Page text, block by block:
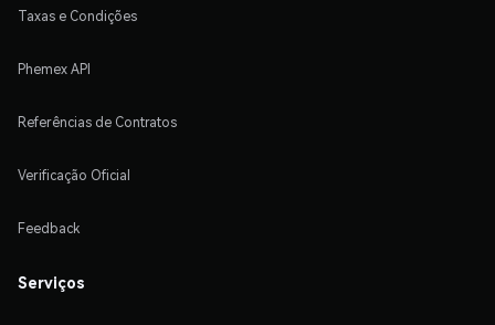
Taxas e Condições
Phemex API
Referências de Contratos
Verificação Oficial
Feedback
Serviços